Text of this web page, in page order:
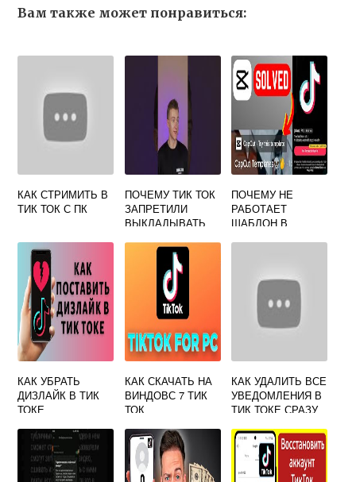
Вам также может понравиться:
КАК СТРИМИТЬ В
ТИК ТОК С ПК
ПОЧЕМУ ТИК ТОК
ЗАПРЕТИЛИ
ВЫКЛАДЫВАТЬ
ПОЧЕМУ НЕ
РАБОТАЕТ
ШАБЛОН В
КАК УБРАТЬ
ДИЗЛАЙК В ТИК
ТОКЕ
КАК СКАЧАТЬ НА
ВИНДОВС 7 ТИК
ТОК
КАК УДАЛИТЬ ВСЕ
УВЕДОМЛЕНИЯ В
ТИК ТОКЕ СРАЗУ